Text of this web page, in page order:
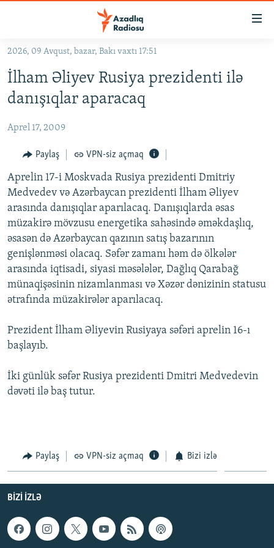
Əsas
qayıt
Əsas
naviqasiyaya
qayıt
KORRUPSIOMETR
#ƏSLINDƏ
FƏRQƏ BAX
QANUNI DOĞRU
ARAŞDIRMA
MULTIMEDIA
VIDEO
FOTOQALEREYA
İNFOQRAFIKA
RADIO ARXIV
OXU ZALI
AZƏRBAYCAN ƏDƏBIYYATI KITABXANASI
İZ - MƏDƏNIYYƏT PROQRAMI
HAQQIMIZDA
MISSIYAMIZ
PEŞƏ ETIKASI VƏ JURNALISTIKA STANDARTLARIMIZ
MATERIALLARIMIZDAN ISTIFADƏ
AZADLIQRADIOSU MOBIL TELEFONUNUZDA
BIZIMLƏ ƏLAQƏ
XƏBƏR BÜLLETENLƏRIMIZ
BIZI IZLƏ
RFE/RL-in bütün saytları
2026, 09 Avqust, bazar, Bakı vaxtı 17:51
İlham Əliyev Rusiya prezidenti ilə
danışıqlar aparacaq
Aprel 17, 2009
Paylaş VPN-siz açmaq
Aprelin 17-i Moskvada Rusiya prezidenti Dmitriy
Medvedev və Azərbaycan prezidenti İlham Əliyev
arasında danışıqlar aparılacaq. Danışıqlarda əsas
müzakirə mövzusu energetika sahəsində əməkdaşlıq,
əsasən də Azərbaycan qazının satış bazarının
genişlənməsi olacaq. Səfər zamanı həm də ölkələr
arasında iqtisadi, siyasi məsələlər, Dağlıq Qarabağ
münaqişəsinin nizamlanması və Xəzər dənizinin statusu
ətrafında müzakirələr aparılacaq.
Prezident İlham Əliyevin Rusiyaya səfəri aprelin 16-ı
başlayıb.
İki günlük səfər Rusiya prezidenti Dmitri Medvedevin
dəvəti ilə baş tutur.
Paylaş VPN-siz açmaq Bizi izlə
BIZI IZLƏ